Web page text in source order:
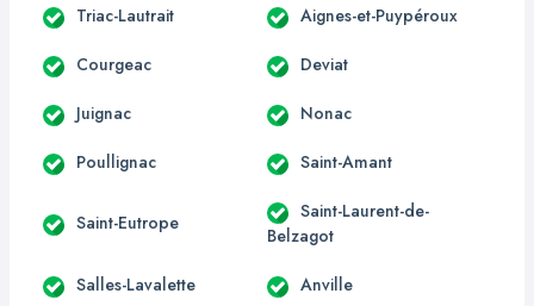
Triac-Lautrait Aignes-et-Puypéroux
Courgeac Deviat
Juignac Nonac
Poullignac Saint-Amant
Saint-Eutrope
Saint-Laurent-de-
Belzagot
Salles-Lavalette Anville